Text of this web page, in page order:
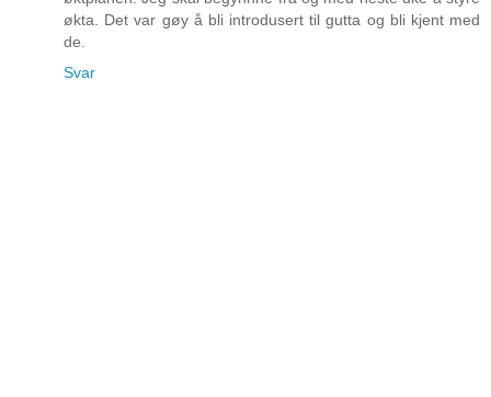
økta. Det var gøy å bli introdusert til gutta og bli kjent med
de.
Svar